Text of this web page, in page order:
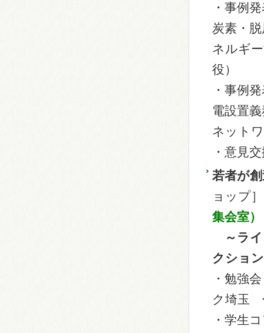
・事例
炭素・
ネルギ
役）
・事例
電設置
ネット
・意見
若者が
ョップ］
集会室）
～ライ
クショ
・勉強
ク埼玉
・学生